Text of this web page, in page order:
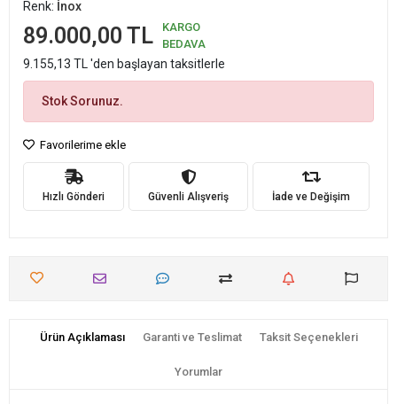
Renk: İnox
89.000,00 TL
KARGO
BEDAVA
9.155,13 TL 'den başlayan taksitlerle
Stok Sorunuz.
Favorilerime ekle
Hızlı Gönderi Güvenli Alışveriş İade ve Değişim
Ürün Açıklaması Garanti ve Teslimat Taksit Seçenekleri
Yorumlar